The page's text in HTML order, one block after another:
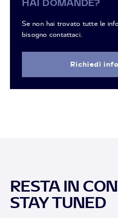
HAI DOMANDE?
Se non hai trovato tutte le
bisogno contattaci.
Richiedi
RESTA IN
STAY TUNED